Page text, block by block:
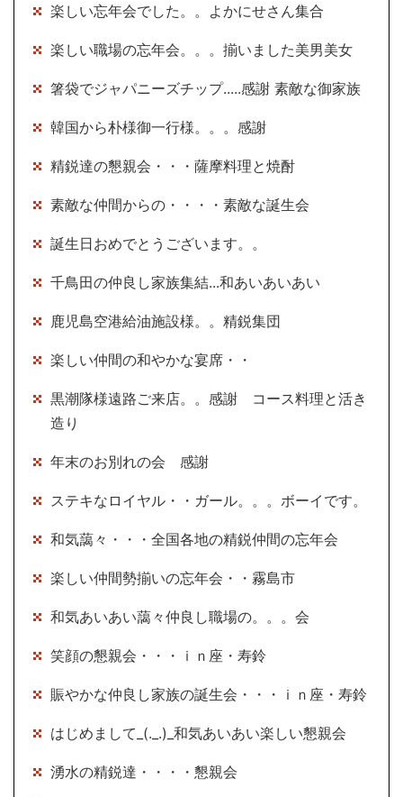
楽しい忘年会でした。。よかにせさん集合
楽しい職場の忘年会。。。揃いました美男美女
箸袋でジャパニーズチップ.....感謝 素敵な御家族
韓国から朴様御一行様。。。感謝
精鋭達の懇親会・・・薩摩料理と焼酎
素敵な仲間からの・・・・素敵な誕生会
誕生日おめでとうございます。。
千鳥田の仲良し家族集結...和あいあいあい
鹿児島空港給油施設様。。精鋭集団
楽しい仲間の和やかな宴席・・
黒潮隊様遠路ご来店。。感謝 コース料理と活き
造り
年末のお別れの会 感謝
ステキなロイヤル・・ガール。。。ボーイです。
和気藹々・・・全国各地の精鋭仲間の忘年会
楽しい仲間勢揃いの忘年会・・霧島市
和気あいあい藹々仲良し職場の。。。会
笑顔の懇親会・・・ｉｎ座・寿鈴
賑やかな仲良し家族の誕生会・・・ｉｎ座・寿鈴
はじめまして_(._.)_和気あいあい楽しい懇親会
湧水の精鋭達・・・・懇親会